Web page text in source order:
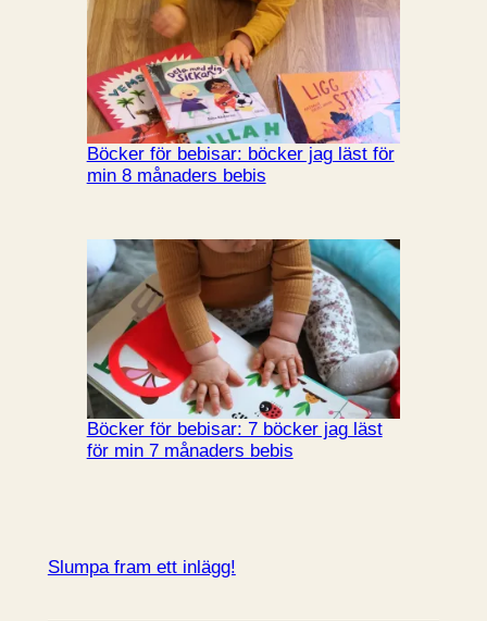
Böcker för bebisar: böcker jag läst för
min 8 månaders bebis
Böcker för bebisar: 7 böcker jag läst
för min 7 månaders bebis
Slumpa fram ett inlägg!